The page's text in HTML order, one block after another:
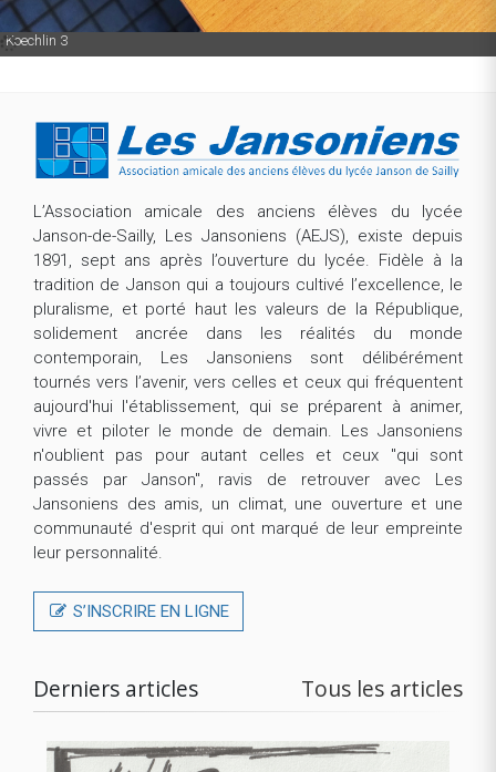
Koechlin 3
L’Association amicale des anciens élèves du lycée
Janson-de-Sailly, Les Jansoniens (AEJS), existe depuis
1891, sept ans après l’ouverture du lycée. Fidèle à la
tradition de Janson qui a toujours cultivé l’excellence, le
pluralisme, et porté haut les valeurs de la République,
solidement ancrée dans les réalités du monde
contemporain, Les Jansoniens sont délibérément
tournés vers l’avenir, vers celles et ceux qui fréquentent
aujourd'hui l'établissement, qui se préparent à animer,
vivre et piloter le monde de demain. Les Jansoniens
n'oublient pas pour autant celles et ceux "qui sont
passés par Janson", ravis de retrouver avec Les
Jansoniens des amis, un climat, une ouverture et une
communauté d'esprit qui ont marqué de leur empreinte
leur personnalité.
S’INSCRIRE EN LIGNE
Derniers articles Tous les articles